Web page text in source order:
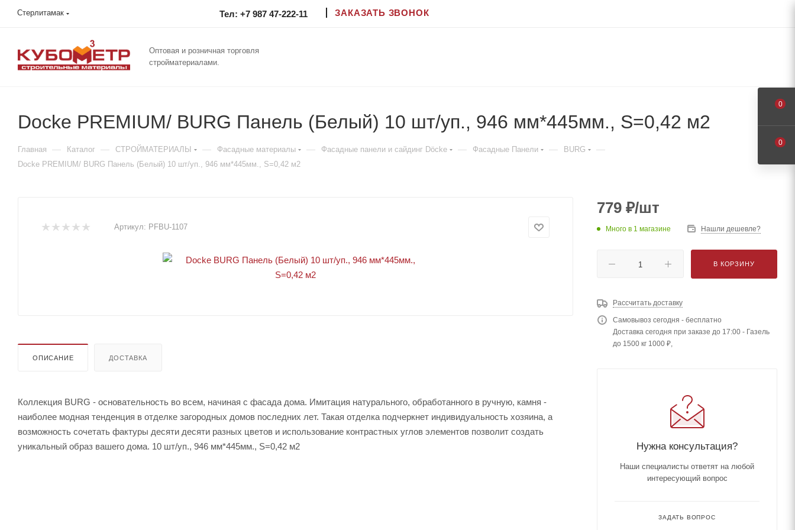
Стерлитамак Тел: +7 987 47-222-11 ЗАКАЗАТЬ ЗВОНОК
Оптовая и розничная торговля
стройматериалами.
Docke PREMIUM/ BURG Панель (Белый) 10 шт/уп., 946 мм*445мм., S=0,42 м2
Главная — Каталог — СТРОЙМАТЕРИАЛЫ — Фасадные материалы — Фасадные панели и сайдинг Döcke — Фасадные Панели — BURG —
Docke PREMIUM/ BURG Панель (Белый) 10 шт/уп., 946 мм*445мм., S=0,42 м2
Артикул: PFBU-1107
ОПИСАНИЕ ДОСТАВКА
Коллекция BURG - основательность во всем, начиная с фасада дома. Имитация натурального, обработанного в ручную, камня -
наиболее модная тенденция в отделке загородных домов последних лет. Такая отделка подчеркнет индивидуальность хозяина, а
возможность сочетать фактуры десяти десяти разных цветов и использование контрастных углов элементов позволит создать
уникальный образ вашего дома. 10 шт/уп., 946 мм*445мм., S=0,42 м2
779 ₽/шт
Много в 1 магазине Нашли дешевле?
В КОРЗИНУ
Рассчитать доставку
Самовывоз сегодня - бесплатно
Доставка сегодня при заказе до 17:00 - Газель
до 1500 кг 1000 ₽,
Нужна консультация?
Наши специалисты ответят на любой
интересующий вопрос
ЗАДАТЬ ВОПРОС
0
0